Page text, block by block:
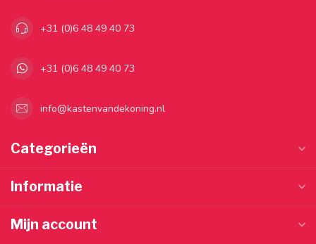
+31 (0)6 48 49 40 73
+31 (0)6 48 49 40 73
info@kastenvandekoning.nl
Categorieën
Informatie
Mijn account